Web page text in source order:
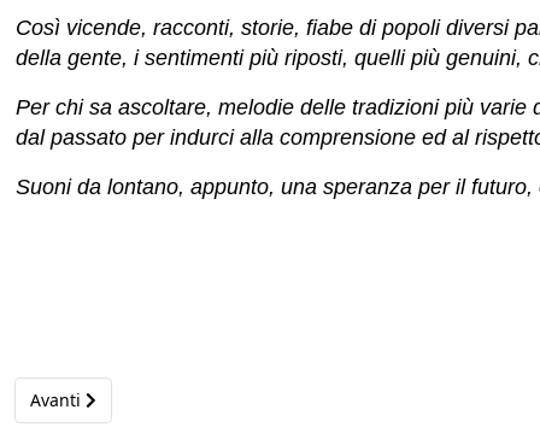
Così vicende, racconti, storie, fiabe di popoli diversi
della gente, i sentimenti più riposti, quelli più genuini,
Per chi sa ascoltare, melodie delle tradizioni più
dal passato per indurci alla comprensione ed al
Suoni da lontano, appunto, una speranza per il
Articolo successivo: Ciribiribin (2018)
Avanti